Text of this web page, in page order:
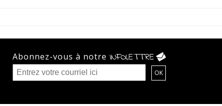
Abonnez-vous à notre INFOLETTRE